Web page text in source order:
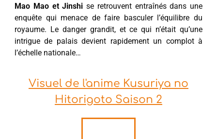
Mao Mao et Jinshi se retrouvent entraînés dans une
enquête qui menace de faire basculer l’équilibre du
royaume. Le danger grandit, et ce qui n’était qu’une
intrigue de palais devient rapidement un complot à
l’échelle nationale…
Visuel de l'anime Kusuriya no
Hitorigoto Saison 2